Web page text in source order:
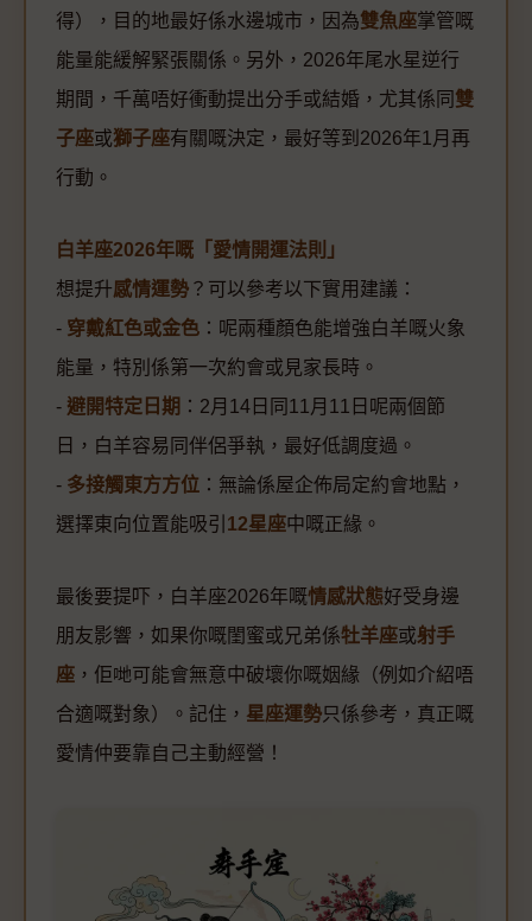
得），目的地最好係水邊城市，因為雙魚座掌管嘅
能量能緩解緊張關係。另外，2026年尾水星逆行
期間，千萬唔好衝動提出分手或結婚，尤其係同 雙
子座或獅子座有關嘅決定，最好等到2026年1月再
行動。
白羊座2026年嘅「愛情開運法則」
想提升感情運勢 ？可以參考以下實用建議：
- 穿戴紅色或金色 ：呢兩種顏色能增強白羊嘅火象
能量，特別係第一次約會或見家長時。
- 避開特定日期 ：2月14日同11月11日呢兩個節
日，白羊容易同伴侶爭執，最好低調度過。
- 多接觸東方方位 ：無論係屋企佈局定約會地點，
選擇東向位置能吸引 12星座中嘅正緣。
最後要提吓，白羊座2026年嘅情感狀態好受身邊
朋友影響，如果你嘅閨蜜或兄弟係牡羊座或射手
座 ，佢哋可能會無意中破壞你嘅姻緣（例如介紹唔
合適嘅對象）。記住， 星座運勢只係參考，真正嘅
愛情仲要靠自己主動經營！